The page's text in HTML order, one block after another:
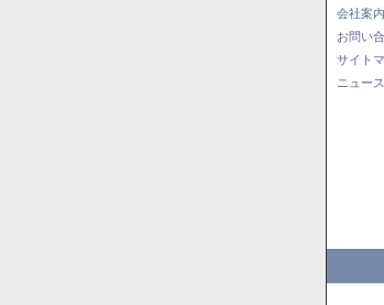
会社案内
お問い
サイト
ニュー